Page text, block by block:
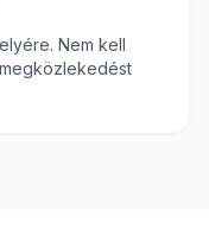
Nem kell